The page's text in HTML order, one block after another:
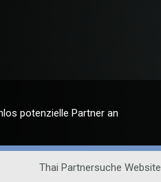
potenzielle Partner an
Thai Partnersuche Website